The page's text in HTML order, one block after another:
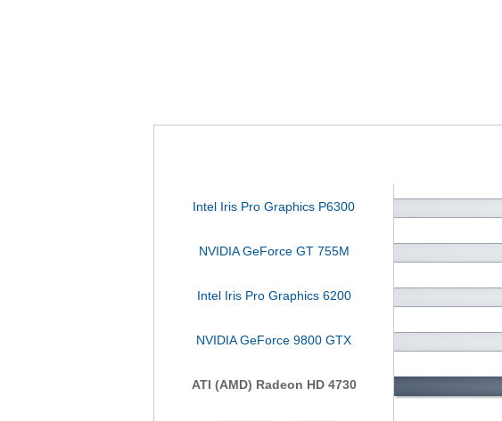
Intel Iris Pro Graphics P6300
NVIDIA GeForce GT 755M
Intel Iris Pro Graphics 6200
NVIDIA GeForce 9800 GTX
ATI (AMD) Radeon HD 4730